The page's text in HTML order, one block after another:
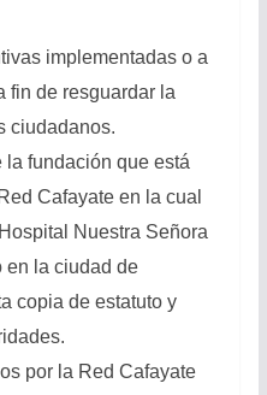
implementadas o a
fin de resguardar la
ciudadanos.
la fundación que está
Cafayate en la cual
Nuestra Señora
en la ciudad de
copia de estatuto y
por la Red Cafayate